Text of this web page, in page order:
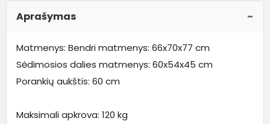
Aprašymas
Matmenys: Bendri matmenys: 66x70x77 cm
Sėdimosios dalies matmenys: 60x54x45 cm
Porankių aukštis: 60 cm
Maksimali apkrova: 120 kg